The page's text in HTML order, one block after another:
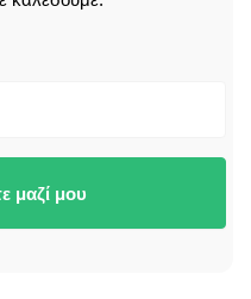
μαζί μου